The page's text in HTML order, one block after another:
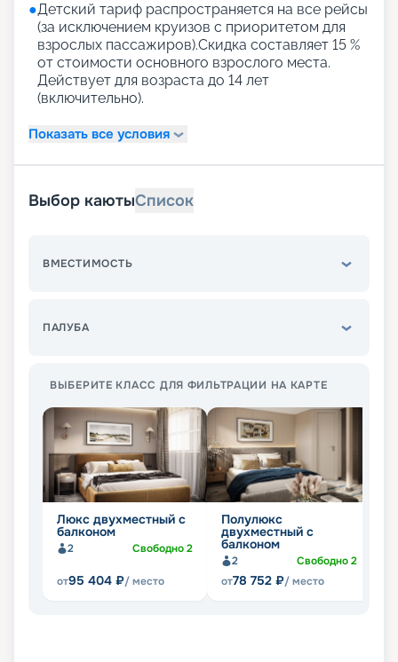
●Детский тариф распространяется на все рейсы
(за исключением круизов с приоритетом для
взрослых пассажиров).Скидка составляет 15 %
от стоимости основного взрослого места.
Действует для возраста до 14 лет
(включительно).
Показать все условия
Выбор каютыСписок
ВМЕСТИМОСТЬ
ПАЛУБА
ВЫБЕРИТЕ КЛАСС ДЛЯ ФИЛЬТРАЦИИ НА КАРТЕ
Люкс двухместный с
балконом
2 Свободно2
от95 404 ₽/ место
Полулюкс
двухместный с
балконом
2 Свободно2
от78 752 ₽/ место